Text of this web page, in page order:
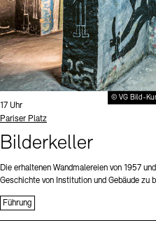
© VG Bild-
Uhrzeit:
17 Uhr
Standort
Pariser Platz
Bilderkeller
Die erhaltenen Wandmalereien von 1957
Geschichte von Institution und Gebäude zu
Führung